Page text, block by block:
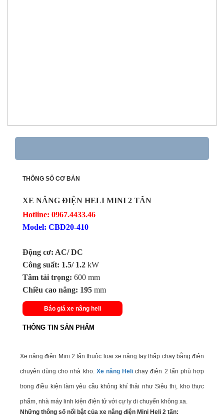
THÔNG SỐ CƠ BẢN
XE NÂNG ĐIỆN HELI MINI 2 TẤN
Hotline: 0967.4433.46
Model: CBD20-410
Động cơ: AC/ DC
Công suất: 1.5/ 1.2 kW
Tâm tải trọng: 600 mm
Chiều cao nâng: 195 mm
Báo giá xe nâng heli
THÔNG TIN SẢN PHẨM
Xe nâng điện Mini 2 tấn thuộc loại xe nâng tay thấp chạy bằng điện
chuyên dùng cho nhà kho. Xe nâng Helichạy điện 2 tấn phù hợp
trong điều kiện làm yêu cầu không khí thải như Siêu thị, kho thực
phẩm, nhà máy linh kiện điện tử với cự ly di chuyển không xa.
Những thông số nổi bật của xe nâng điện Mini Heli 2 tấn: